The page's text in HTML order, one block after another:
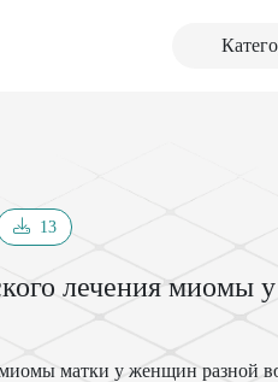
13
лечения миомы
миомы матки у женщин разной